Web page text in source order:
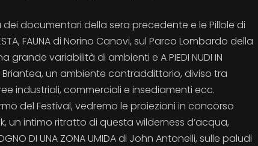
dei documentari della sera precedente e le Pillole di
FAUNA di Norino Canovi, sul Parco Lombardo della
variabilità di ambienti e A PIEDI NUDI IN
Briantea, un ambiente contraddittorio, diviso tra
industriali, commerciali e insediamenti ecc.
del Festival, vedremo le proiezioni in concorso
un intimo ritratto di questa wilderness d’acqua,
DI UNA ZONA UMIDA di John Antonelli, sulle paludi